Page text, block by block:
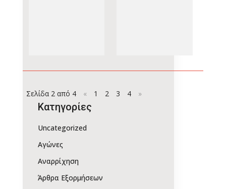
Σελίδα 2 από 4 « 1 2 3 4 »
Kατηγορίες
Uncategorized
Αγώνες
Αναρρίχηση
Άρθρα Εξορμήσεων